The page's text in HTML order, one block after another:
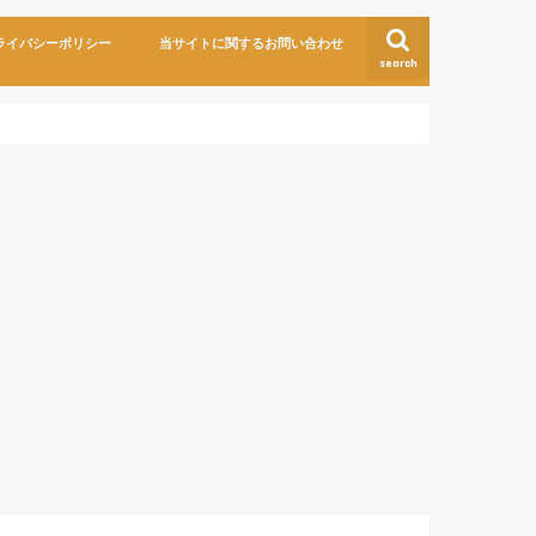
search
イバシーポリシー 当サイトに関するお問い合わせ